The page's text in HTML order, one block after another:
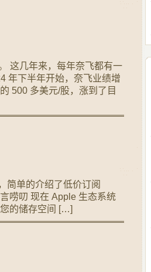
这几年来，每年奈飞都有一
年下半年开始，奈飞业绩增
500 多美元/股，涨到了目
简单的介绍了低价订阅
唠叨 现在 Apple 生态系统
的储存空间 […]